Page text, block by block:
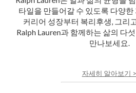
타일을 만들어갈 수 있도록 다양
커리어 성장부터 복리후생, 그리
Ralph Lauren과 함께하는 삶의 다
만나보세요.
자세히 알아보기 >